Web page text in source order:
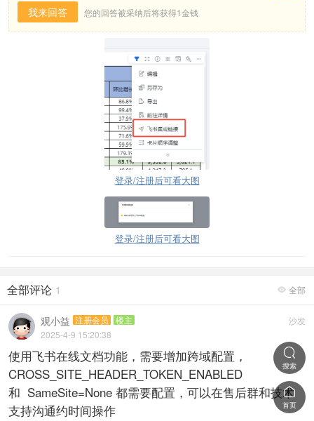
我来回答
您的回答被采纳后将获得1金钱
登录/注册后可看大图
登录/注册后可看大图
 全部
全部评论 1
沙发
观小益 注册会员
楼主
2025-4-9 15:20:38
使用飞书在线文档功能，需要增加跨域配置，
CROSS_SITE_HEADER_TOKEN_ENABLED
和 SameSite=None 都需要配置，可以在售后群和技术
支持沟通约时间操作

搜索

首页